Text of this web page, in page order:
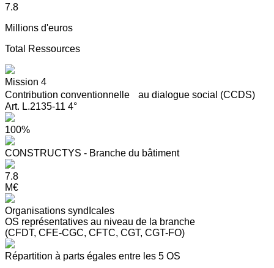
7.8
Millions d'euros
Total Ressources
Mission 4
Contribution conventionnelle au dialogue social (CCDS)
Art. L.2135-11 4°
100%
CONSTRUCTYS - Branche du bâtiment
7.8
M€
Organisations syndIcales
OS représentatives au niveau de la branche
(CFDT, CFE-CGC, CFTC, CGT, CGT-FO)
Répartition à parts égales entre les 5 OS